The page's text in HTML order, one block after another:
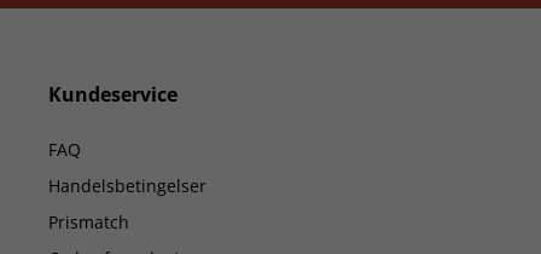
Kundeservice
FAQ
Handelsbetingelser
Prismatch